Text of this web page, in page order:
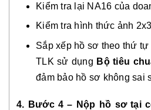
Kiểm tra lại NA16 của
Kiểm tra hình thức ảnh
Sắp xếp hồ sơ theo thứ
TLK sử dụng Bộ tiêu
đảm bảo hồ sơ không sai
4. Bước 4 – Nộp hồ sơ tại